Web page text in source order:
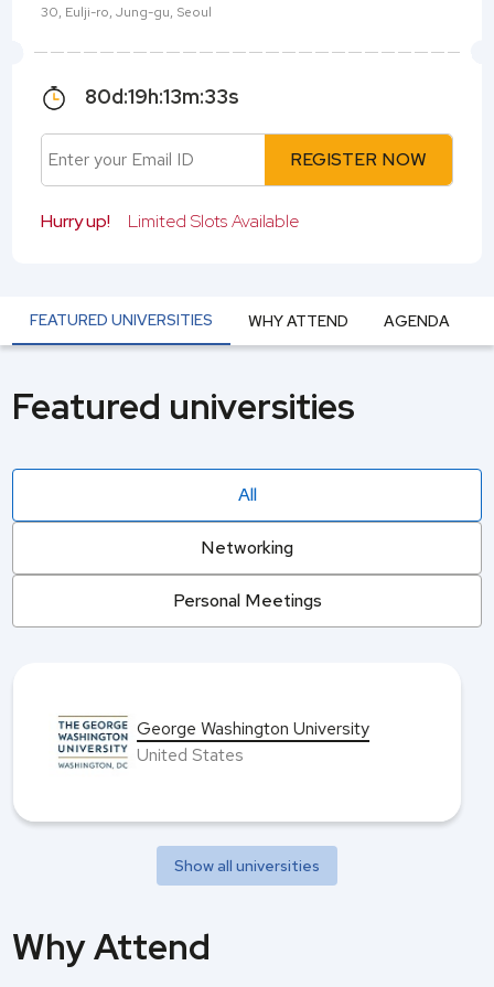
30, Eulji-ro, Jung-gu, Seoul
80d:19h:13m:33s
REGISTER NOW
Hurry up! Limited Slots Available
FEATURED UNIVERSITIES WHY ATTEND AGENDA
Featured universities
All
Networking
Personal Meetings
George Washington University
United States
Show all universities
Why Attend